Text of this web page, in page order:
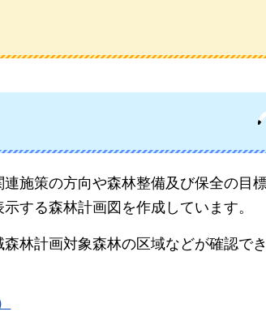
施策の方向や森林整備及び保全の目
する森林計画図を作成しています。
林計画対象森林の区域などが確認で